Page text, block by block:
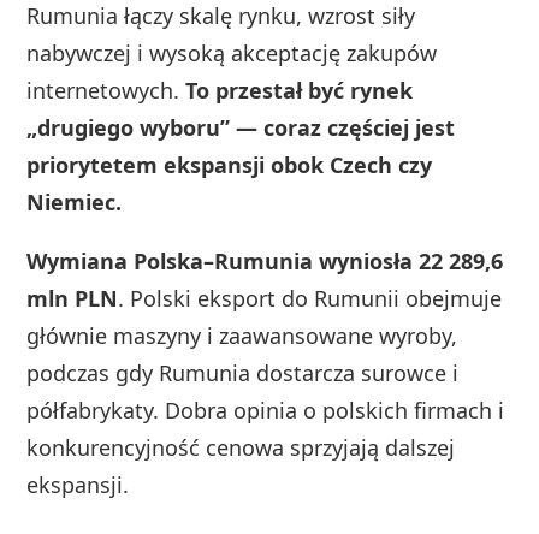
Rumunia łączy skalę rynku, wzrost siły
nabywczej i wysoką akceptację zakupów
internetowych.To przestał być rynek
„drugiego wyboru” — coraz częściej jest
priorytetem ekspansji obok Czech czy
Niemiec.
Wymiana Polska–Rumunia wyniosła 22 289,6
mln PLN. Polski eksport do Rumunii obejmuje
głównie maszyny i zaawansowane wyroby,
podczas gdy Rumunia dostarcza surowce i
półfabrykaty. Dobra opinia o polskich firmach i
konkurencyjność cenowa sprzyjają dalszej
ekspansji.